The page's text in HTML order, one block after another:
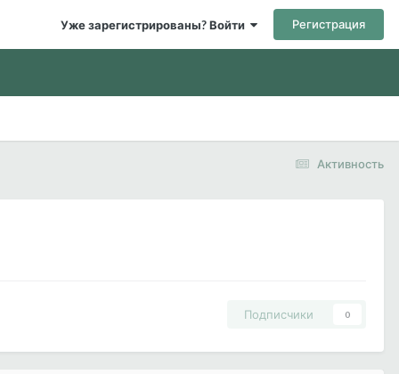
Уже зарегистрированы? Войти Регистрация
Активность
Подписчики 0